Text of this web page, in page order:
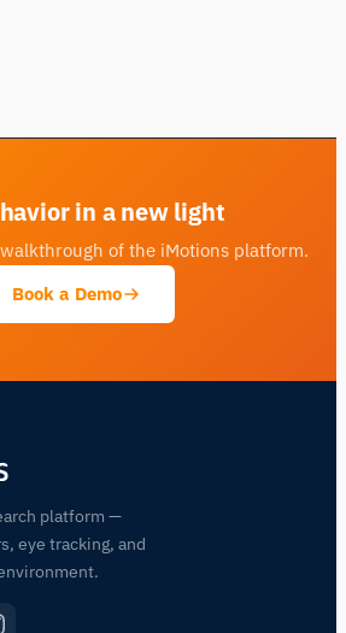
in a new light
of the iMotions platform.
Book a Demo
platform —
eye tracking, and